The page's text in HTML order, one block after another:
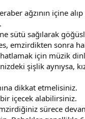
ağzının içine
sütü sağılarak
emzirdikten sonra
için müzik
şişlik aynıysa,
dikkat etmelisiniz.
içecek alabilirsiniz.
sürece